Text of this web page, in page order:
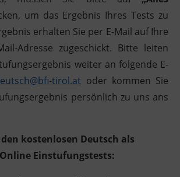
um das Ergebnis Ihres Tests zu
erhalten Sie per E-Mail auf Ihre
Adresse zugeschickt. Bitte leiten
weiter an folgende E-
tirol.at oder kommen Sie
persönlich zu uns ans
kostenlosen Deutsch als
Einstufungstests: